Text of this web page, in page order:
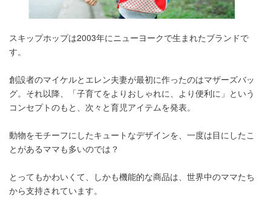
スキップホップは2003年にニューヨークで生まれたブランドで
す。
創設者のマイケルとエレン夫妻が最初に作ったのはマザーズバッ
グ。それ以降、「子育てをよりおしゃれに、より便利に」という
コンセプトのもと、次々と育児アイテムを発表。
動物をモチーフにしたキュートなデザインを、一度は目にしたこ
とがあるママも多いのでは？
とってもかわいくて、しかも機能的な商品は、世界中のママたち
から支持されています。